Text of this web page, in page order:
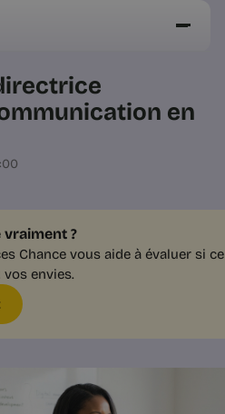
en
?
Chance vous aide à évaluer si
envies.